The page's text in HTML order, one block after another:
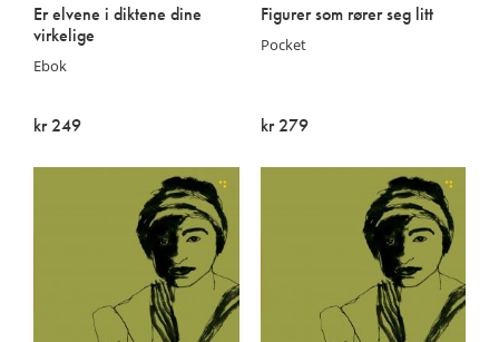
Er elvene i diktene dine
virkelige
Ebok
kr 249
Figurer som rører seg litt
Pocket
kr 279